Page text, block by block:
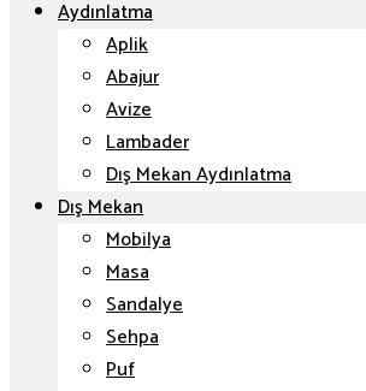
Aydınlatma
Aplik
Abajur
Avize
Lambader
Dış Mekan Aydınlatma
Dış Mekan
Mobilya
Masa
Sandalye
Sehpa
Puf